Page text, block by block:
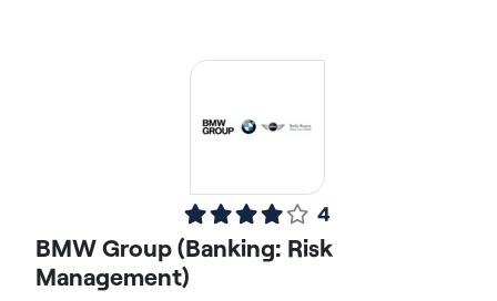
4
BMW Group (Banking: Risk
Management)